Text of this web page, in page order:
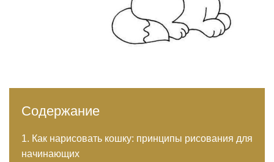
Содержание
Как нарисовать кошку: принципы рисования для
начинающих